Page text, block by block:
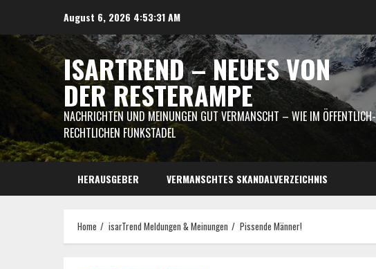
content
August 6, 2026 4:53:32 AM
ISARTREND – NEUES VON
DER RESTERAMPE
NACHRICHTEN UND MEINUNGEN GUT VERMANSCHT – WIE IM ÖFFENTLICH-
RECHTLICHEN FUNKSTADEL
HERAUSGEBER VERMANSCHTES SKANDALVERZEICHNIS
Home isarTrend Meldungen & Meinungen Pissende Männer!